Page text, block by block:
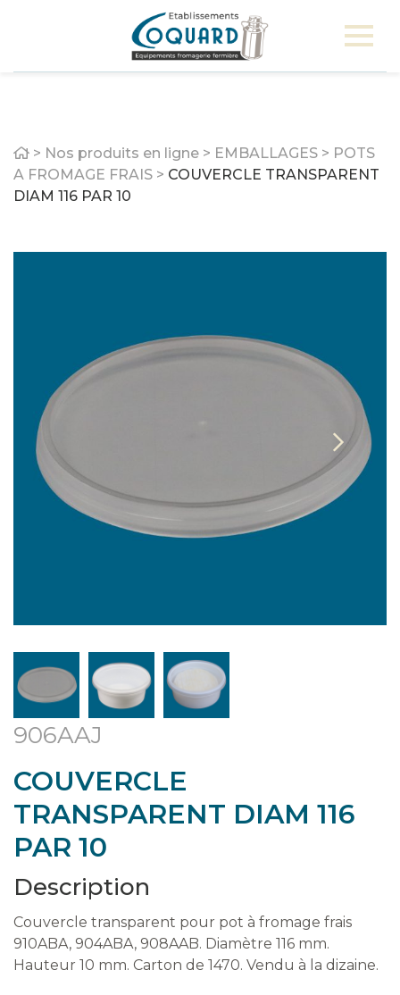
Home
> Nos produits en ligne > EMBALLAGES > POTS
A FROMAGE FRAIS > COUVERCLE TRANSPARENT
DIAM 116 PAR 10
906AAJ
COUVERCLE
TRANSPARENT DIAM 116
PAR 10
Description
Couvercle transparent pour pot à fromage frais
910ABA, 904ABA, 908AAB. Diamètre 116 mm.
Hauteur 10 mm. Carton de 1470. Vendu à la dizaine.